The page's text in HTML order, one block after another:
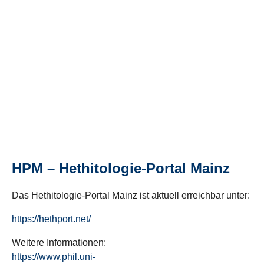
HPM – Hethitologie-Portal Mainz
Das Hethitologie-Portal Mainz ist aktuell erreichbar unter:
https://hethport.net/
Weitere Informationen:
https://www.phil.uni-